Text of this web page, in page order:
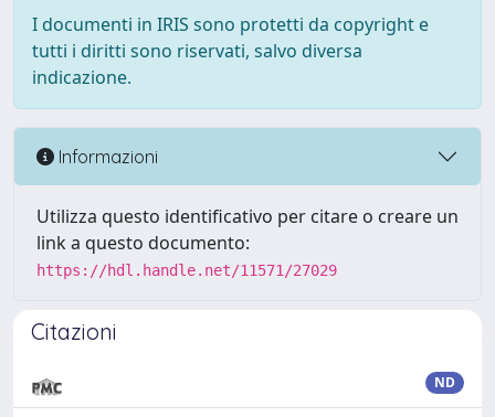
I documenti in IRIS sono protetti da copyright e
tutti i diritti sono riservati, salvo diversa
indicazione.
Informazioni
Utilizza questo identificativo per citare o creare un
link a questo documento:
https://hdl.handle.net/11571/27029
Citazioni
ND